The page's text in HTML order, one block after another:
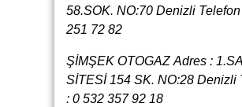
58.SOK. NO:70 Denizli
251 72 82
ŞİMŞEK OTOGAZAdres :
SİTESİ 154 SK. NO:28 Denizli
: 0 532 357 92 18